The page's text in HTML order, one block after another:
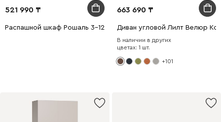
521 990
Распашной шкаф Рошаль 3-129x190 Ротанг
663 690
Диван угловой Лилт Велюр
В наличии в других
цветах: 1 шт.
+101